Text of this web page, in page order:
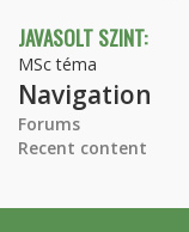
JAVASOLT SZINT:
MSc téma
Navigation
Forums
Recent content